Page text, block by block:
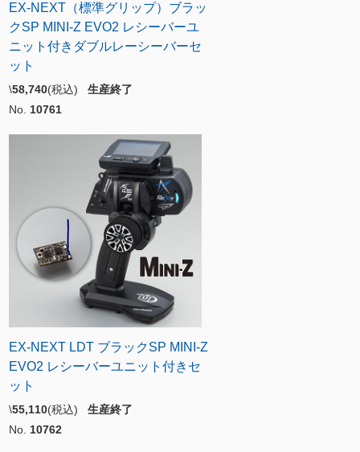
EX-NEXT（標準グリップ）ブラッ
クSP MINI-Z EVO2 レシーバーユ
ニット付きダブルレーシーバーセ
ット
\58,740(税込) 生産終了
No. 10761
EX-NEXT LDT ブラックSP MINI-Z
EVO2 レシーバーユニット付きセ
ット
\55,110(税込) 生産終了
No. 10762